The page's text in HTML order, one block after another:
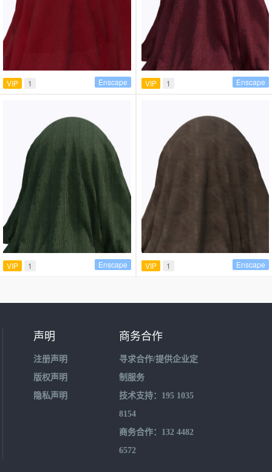
VIP 1 Enscape VIP 1 Enscape
VIP 1 Enscape VIP 1 Enscape
声明
注册声明
版权声明
隐私声明
商务合作
寻求合作/提供企业定
制服务
技术支持：195 1035
8154
商务合作：132 4482
6572